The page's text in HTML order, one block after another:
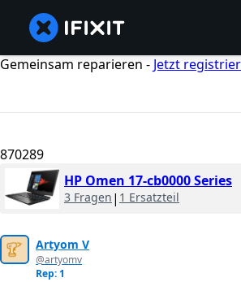
Gemeinsam reparieren - Jetzt
870289
HP Omen 17-cb0000 Series
3 Fragen | 1 Ersatzteil
Artyom V
@artyomv
Rep: 1